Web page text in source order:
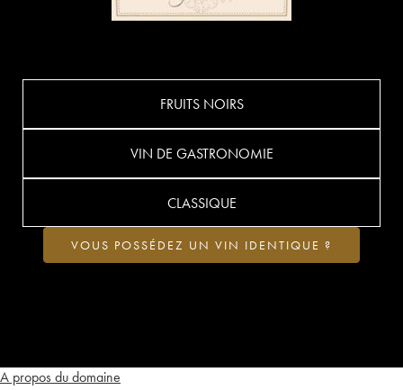
A propos du domaine
FRUITS NOIRS
VIN DE GASTRONOMIE
CLASSIQUE
VOUS POSSÉDEZ UN VIN IDENTIQUE ?